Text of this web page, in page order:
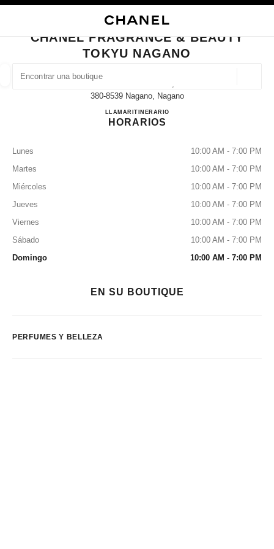
BUSCAR UNA BOUTIQUE
las sugerencias se muestran debajo de esta barra de búsqueda
0 Sugerencias disponibles
CERRAR TARJETA DE BOUTIQUE CHANEL FRAGRANCE & BEAUTY
CHANEL FRAGRANCE & BEAUTY
TOKYU NAGANO
380-8539 Nagano, Nagano
LLAMAR026-224-0415
ITINERARIOChanel Fragrance & Beauty
HORARIOS
Lunes
10:00 AM - 7:00 PM
Martes
10:00 AM - 7:00 PM
Miércoles
10:00 AM - 7:00 PM
Jueves
10:00 AM - 7:00 PM
Viernes
10:00 AM - 7:00 PM
Sábado
10:00 AM - 7:00 PM
Domingo
10:00 AM - 7:00 PM
EN SU BOUTIQUE
PERFUMES Y BELLEZA
RELOJERÍA Y JOYERÍA